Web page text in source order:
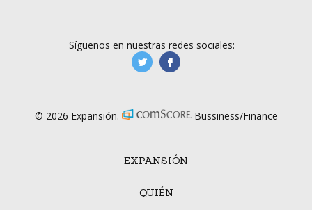
EXPANSIÓN
QUIÉN
Síguenos en nuestras redes sociales:
manufacturaGE
© 2026 Expansión. Bussiness/Finance